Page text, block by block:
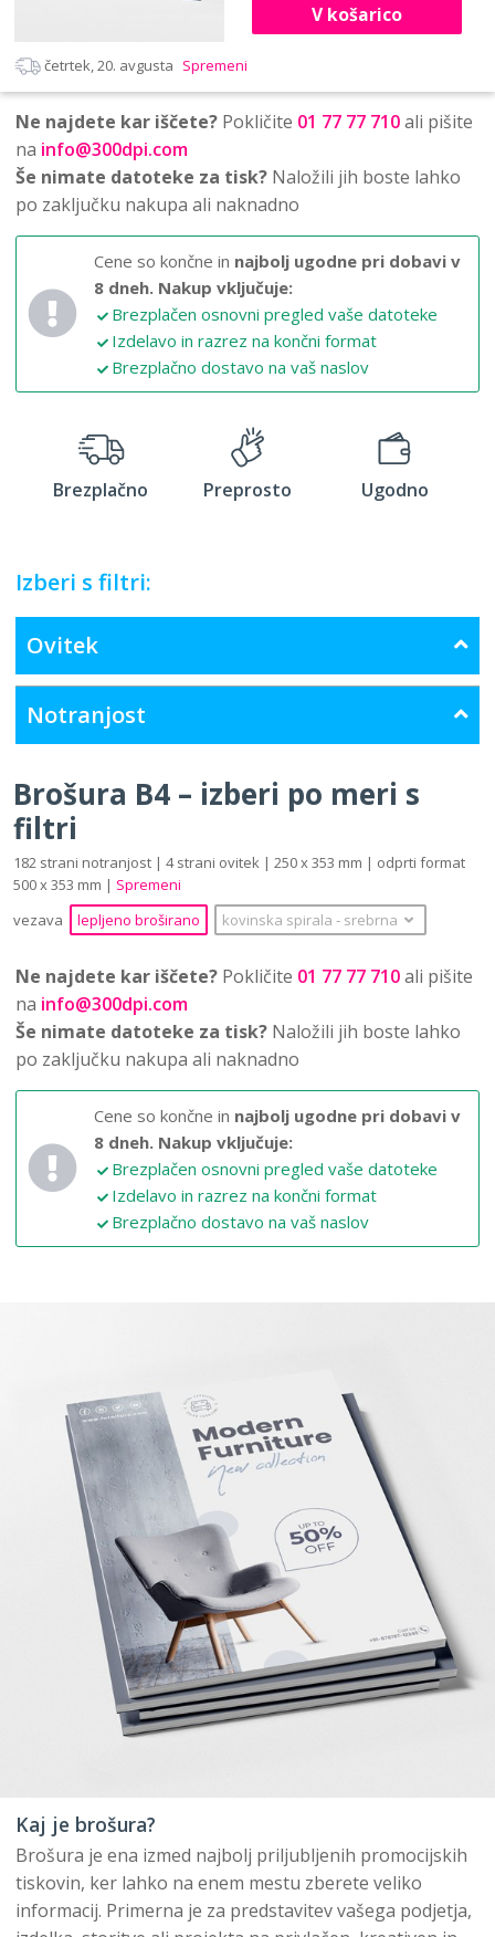
V košarico
četrtek, 20. avgusta Spremeni
Ne najdete kar iščete? Pokličite 01 77 77 710ali pišite
na info@300dpi.com
Še nimate datoteke za tisk? Naložili jih boste lahko
po zaključku nakupa ali naknadno
Cene so končne in najbolj ugodne pri dobavi v
8 dneh. Nakup vključuje:
Brezplačen osnovni pregled vaše datoteke
Izdelavo in razrez na končni format
Brezplačno dostavo na vaš naslov
Brezplačno Preprosto Ugodno
Izberi s filtri:
Ovitek
Notranjost
Brošura B4 – izberi po meri s
filtri
182 strani notranjost | 4 strani ovitek | 250 x 353 mm | odprti format
500 x 353 mm | Spremeni
vezava
lepljeno broširano kovinska spirala ‐ srebrna
Ne najdete kar iščete? Pokličite 01 77 77 710ali pišite
na info@300dpi.com
Še nimate datoteke za tisk? Naložili jih boste lahko
po zaključku nakupa ali naknadno
Cene so končne in najbolj ugodne pri dobavi v
8 dneh. Nakup vključuje:
Brezplačen osnovni pregled vaše datoteke
Izdelavo in razrez na končni format
Brezplačno dostavo na vaš naslov
Kaj je brošura?
Brošura je ena izmed najbolj priljubljenih promocijskih
tiskovin, ker lahko na enem mestu zberete veliko
informacij. Primerna je za predstavitev vašega podjetja,